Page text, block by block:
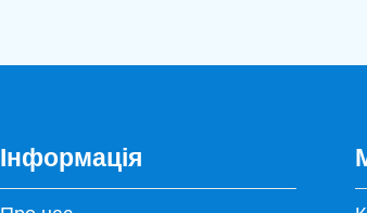
Інформація